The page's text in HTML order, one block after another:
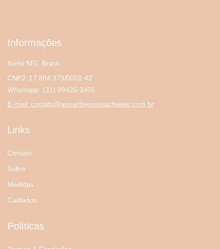
Informações
Ibirité MG, Brasil
CNPJ: 17.884.379/0001-42
Whatsapp: (31) 99425-3405
E-mail: contato@annaribeirobeachwear.com.br
Links
Contato
Sobre
Medidas
Cuidados
Políticas